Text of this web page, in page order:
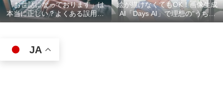
「お世話になっております」は
本当に正しい？よくある誤用10
選
絵が描けなくてもOK！画像生成
AI「Days AI」で理想の“うちの
子”キャラクターを作ってみた体
JA